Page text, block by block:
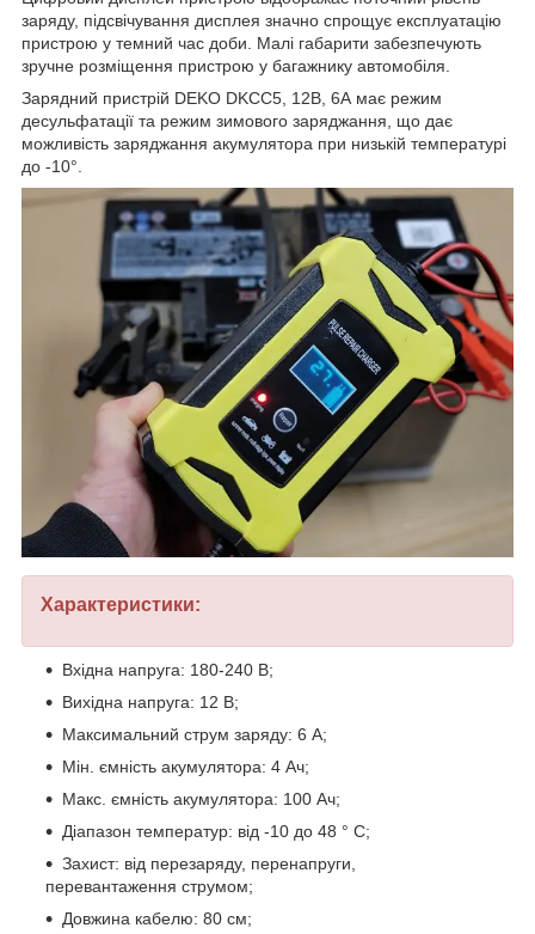
заряду, підсвічування дисплея значно спрощує експлуатацію
пристрою у темний час доби. Малі габарити забезпечують
зручне розміщення пристрою у багажнику автомобіля.
Зарядний пристрій DEKO DKCC5, 12В, 6А має режим
десульфатації та режим зимового заряджання, що дає
можливість заряджання акумулятора при низькій температурі
до -10°.
Характеристики:
Вхідна напруга: 180-240 В;
Вихідна напруга: 12 В;
Максимальний струм заряду: 6 А;
Мін. ємність акумулятора: 4 Ач;
Макс. ємність акумулятора: 100 Ач;
Діапазон температур: від -10 до 48 ° С;
Захист: від перезаряду, перенапруги,
перевантаження струмом;
Довжина кабелю: 80 см;